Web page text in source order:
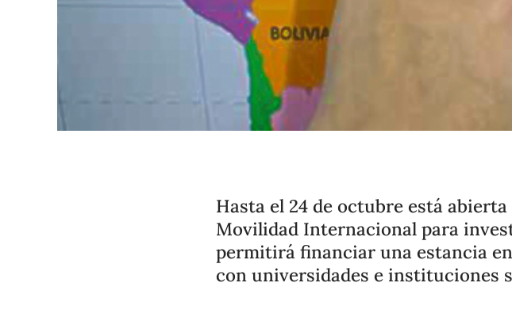
Hasta el 24 de octubre está
Movilidad Internacional para
permitirá financiar una estancia
con universidades e instituciones